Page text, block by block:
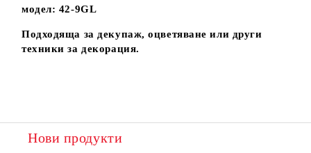
модел: 42-9GL
Подходяща за декупаж, оцветяване или други
техники за декорация.
Нови продукти